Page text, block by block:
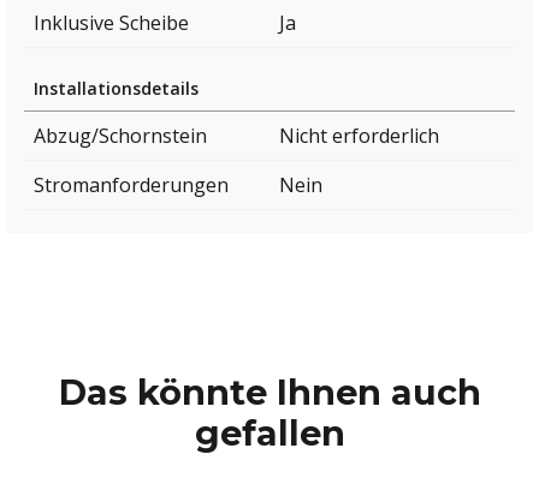
Inklusive Scheibe
Ja
Installationsdetails
Abzug/Schornstein
Nicht erforderlich
Stromanforderungen
Nein
Das könnte Ihnen auch
gefallen